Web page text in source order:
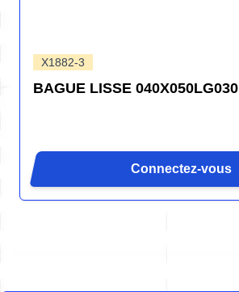
X1882-3
BAGUE LISSE 040X050LG030
Connectez-vous